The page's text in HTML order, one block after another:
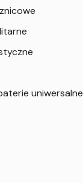
uniwersalne